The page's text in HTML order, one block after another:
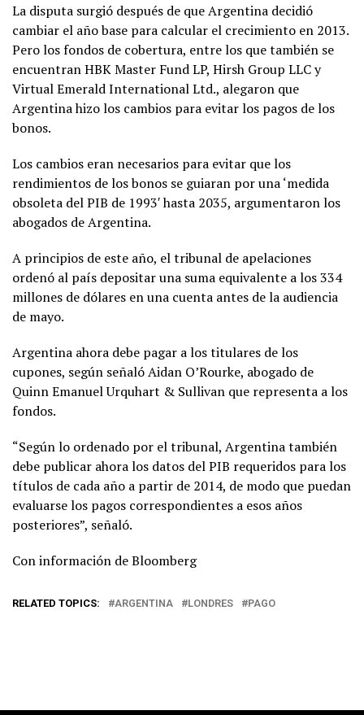
La disputa surgió después de que Argentina decidió
cambiar el año base para calcular el crecimiento en 2013.
Pero los fondos de cobertura, entre los que también se
encuentran HBK Master Fund LP, Hirsh Group LLC y
Virtual Emerald International Ltd., alegaron que
Argentina hizo los cambios para evitar los pagos de los
bonos.
Los cambios eran necesarios para evitar que los
rendimientos de los bonos se guiaran por una ‘medida
obsoleta del PIB de 1993′ hasta 2035, argumentaron los
abogados de Argentina.
A principios de este año, el tribunal de apelaciones
ordenó al país depositar una suma equivalente a los 334
millones de dólares en una cuenta antes de la audiencia
de mayo.
Argentina ahora debe pagar a los titulares de los
cupones, según señaló Aidan O’Rourke, abogado de
Quinn Emanuel Urquhart & Sullivan que representa a los
fondos.
“Según lo ordenado por el tribunal, Argentina también
debe publicar ahora los datos del PIB requeridos para los
títulos de cada año a partir de 2014, de modo que puedan
evaluarse los pagos correspondientes a esos años
posteriores”, señaló.
Con información de Bloomberg
RELATED TOPICS: ARGENTINA LONDRES PAGO